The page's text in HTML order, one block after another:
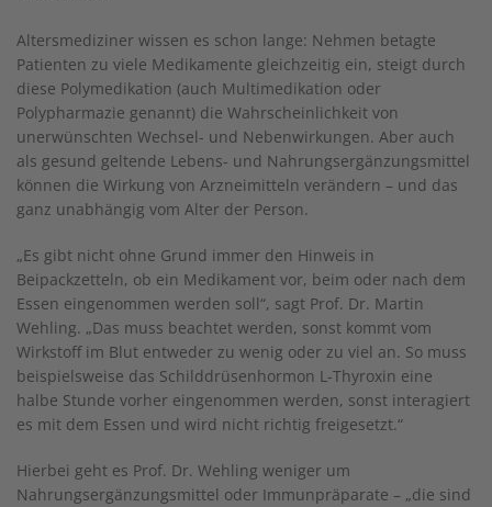
Altersmediziner wissen es schon lange: Nehmen betagte
Patienten zu viele Medikamente gleichzeitig ein, steigt durch
diese Polymedikation (auch Multimedikation oder
Polypharmazie genannt) die Wahrscheinlichkeit von
unerwünschten Wechsel- und Nebenwirkungen. Aber auch
als gesund geltende Lebens- und Nahrungsergänzungsmittel
können die Wirkung von Arzneimitteln verändern – und das
ganz unabhängig vom Alter der Person.
„Es gibt nicht ohne Grund immer den Hinweis in
Beipackzetteln, ob ein Medikament vor, beim oder nach dem
Essen eingenommen werden soll“, sagt Prof. Dr. Martin
Wehling. „Das muss beachtet werden, sonst kommt vom
Wirkstoff im Blut entweder zu wenig oder zu viel an. So muss
beispielsweise das Schilddrüsenhormon L-Thyroxin eine
halbe Stunde vorher eingenommen werden, sonst interagiert
es mit dem Essen und wird nicht richtig freigesetzt.“
Hierbei geht es Prof. Dr. Wehling weniger um
Nahrungsergänzungsmittel oder Immunpräparate – „die sind